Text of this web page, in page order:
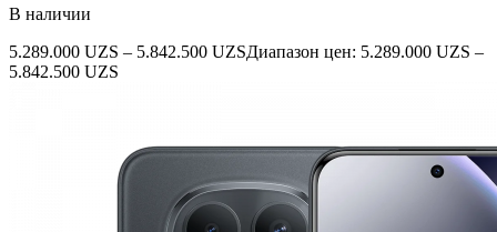
В наличии
5.289.000 UZS – 5.842.500 UZSДиапазон цен: 5.289.000 UZS –
5.842.500 UZS